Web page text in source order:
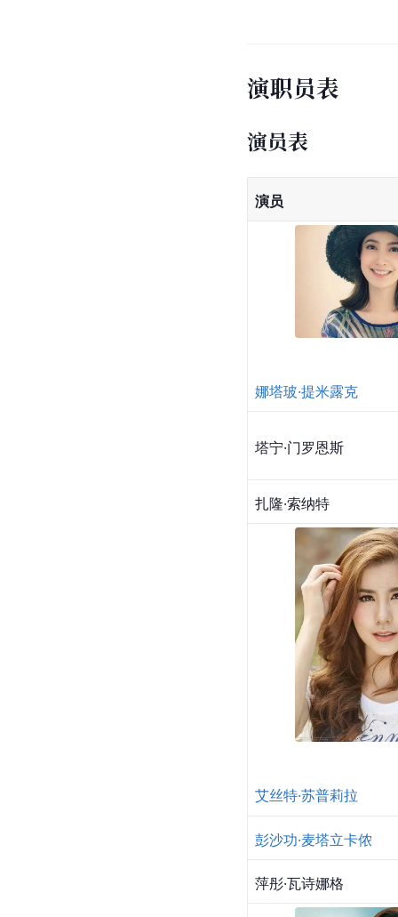
演职员表
演员表
演员
娜塔玻·提米露克
塔宁·门罗恩斯
扎隆·索纳特
艾丝特·苏普莉拉
彭沙功·麦塔立卡侬
萍彤·瓦诗娜格